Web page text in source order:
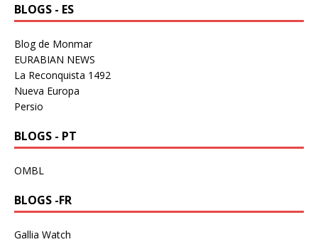
BLOGS - ES
Blog de Monmar
EURABIAN NEWS
La Reconquista 1492
Nueva Europa
Persio
BLOGS - PT
OMBL
BLOGS -FR
Gallia Watch